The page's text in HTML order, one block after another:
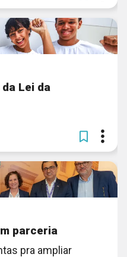
Lei da
parceria
pra ampliar